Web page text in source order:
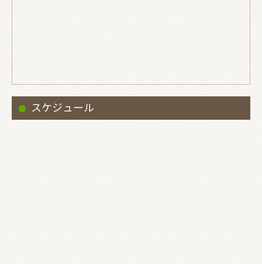
スケジュール